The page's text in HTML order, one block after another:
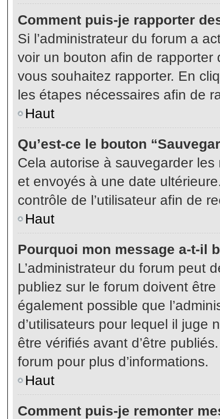
Comment puis-je rapporter
Si l’administrateur du forum a
voir un bouton afin de
vous souhaitez rapporter. En
les étapes nécessaires afin de
Haut
Qu’est-ce le bouton
Cela autorise à sauvegarder
et envoyés à une date
contrôle de l’utilisateur afin de
Haut
Pourquoi mon message a-t-il
L’administrateur du forum peut
publiez sur le forum doivent
également possible que
d’utilisateurs pour lequel il juge
être vérifiés avant d’être
forum pour plus d’informations.
Haut
Comment puis-je remonter